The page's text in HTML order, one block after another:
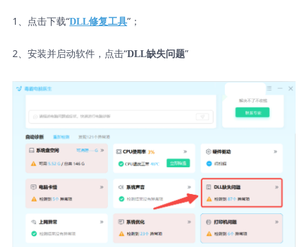
1、点击下载“DLL修复工具”；
2、安装并启动软件，点击“DLL缺失问题”